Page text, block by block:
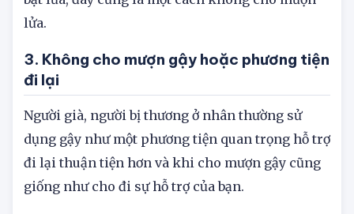
thuốc cho chính mình, bạn có thể cho họ mượn
bật lửa, đây cũng là một cách không cho mượn
lửa.
3. Không cho mượn gậy hoặc phương tiện
đi lại
Người già, người bị thương ở nhân thường sử
dụng gậy như một phương tiện quan trọng hỗ trợ
đi lại thuận tiện hơn và khi cho mượn gậy cũng